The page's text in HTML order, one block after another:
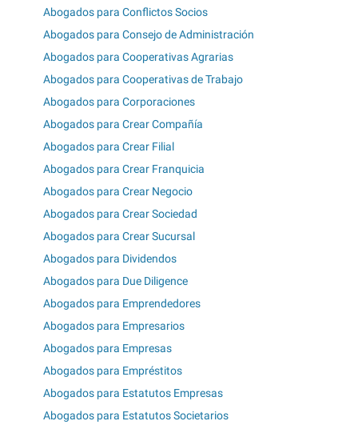
Abogados para Conflictos Socios
Abogados para Consejo de Administración
Abogados para Cooperativas Agrarias
Abogados para Cooperativas de Trabajo
Abogados para Corporaciones
Abogados para Crear Compañía
Abogados para Crear Filial
Abogados para Crear Franquicia
Abogados para Crear Negocio
Abogados para Crear Sociedad
Abogados para Crear Sucursal
Abogados para Dividendos
Abogados para Due Diligence
Abogados para Emprendedores
Abogados para Empresarios
Abogados para Empresas
Abogados para Empréstitos
Abogados para Estatutos Empresas
Abogados para Estatutos Societarios